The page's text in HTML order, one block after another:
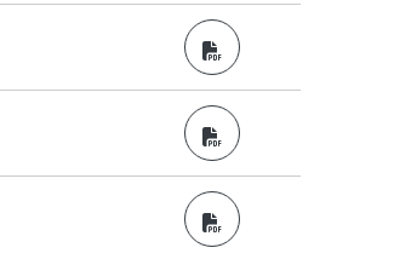
PDF
PDF
PDF